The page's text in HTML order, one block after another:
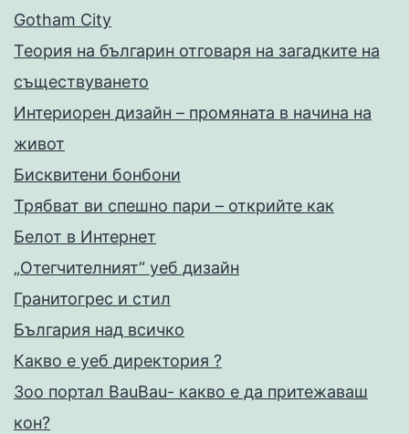
Gotham City
Теория на българин отговаря на загадките на
съществуването
Интериорен дизайн – промяната в начина на
живот
Бисквитени бонбони
Трябват ви спешно пари – открийте как
Белот в Интернет
„Отегчителният“ уеб дизайн
Гранитогрес и стил
България над всичко
Какво е уеб директория ?
Зоо портал BauBau- какво е да притежаваш
кон?